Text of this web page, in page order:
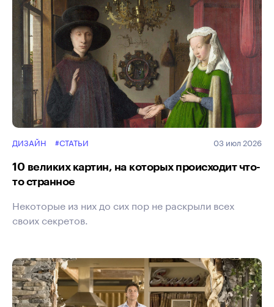
ДИЗАЙН #СТАТЬИ 03 июл 2026
10 великих картин, на которых происходит что-
то странное
Некоторые из них до сих пор не раскрыли всех
своих секретов.